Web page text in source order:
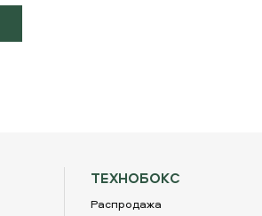
ТЕХНОБОКС
Распродажа